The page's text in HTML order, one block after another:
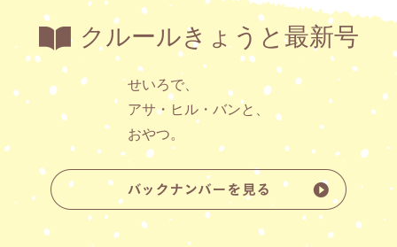
クルールきょうと最新号
せいろで、
アサ・ヒル・バンと、
おやつ。